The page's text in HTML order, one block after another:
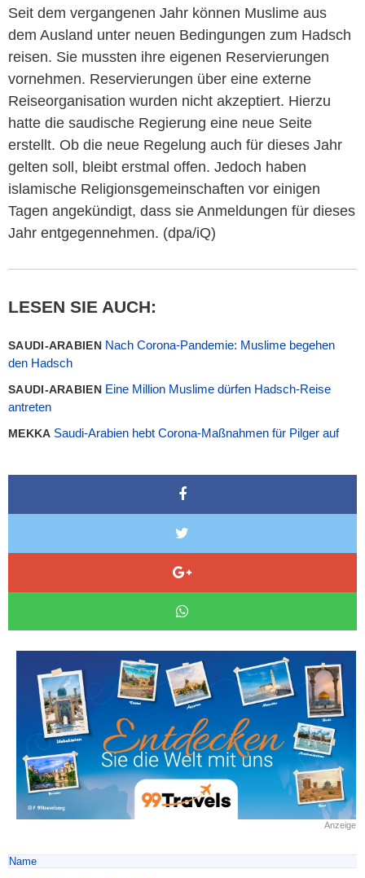
Seit dem vergangenen Jahr können Muslime aus
dem Ausland unter neuen Bedingungen zum Hadsch
reisen. Sie mussten ihre eigenen Reservierungen
vornehmen. Reservierungen über eine externe
Reiseorganisation wurden nicht akzeptiert. Hierzu
hatte die saudische Regierung eine neue Seite
erstellt. Ob die neue Regelung auch für dieses Jahr
gelten soll, bleibt erstmal offen. Jedoch haben
islamische Religionsgemeinschaften vor einigen
Tagen angekündigt, dass sie Anmeldungen für dieses
Jahr entgegennehmen. (dpa/iQ)
LESEN SIE AUCH:
SAUDI-ARABIEN Nach Corona-Pandemie: Muslime begehen
den Hadsch
SAUDI-ARABIEN Eine Million Muslime dürfen Hadsch-Reise
antreten
MEKKA Saudi-Arabien hebt Corona-Maßnahmen für Pilger auf
Anzeige